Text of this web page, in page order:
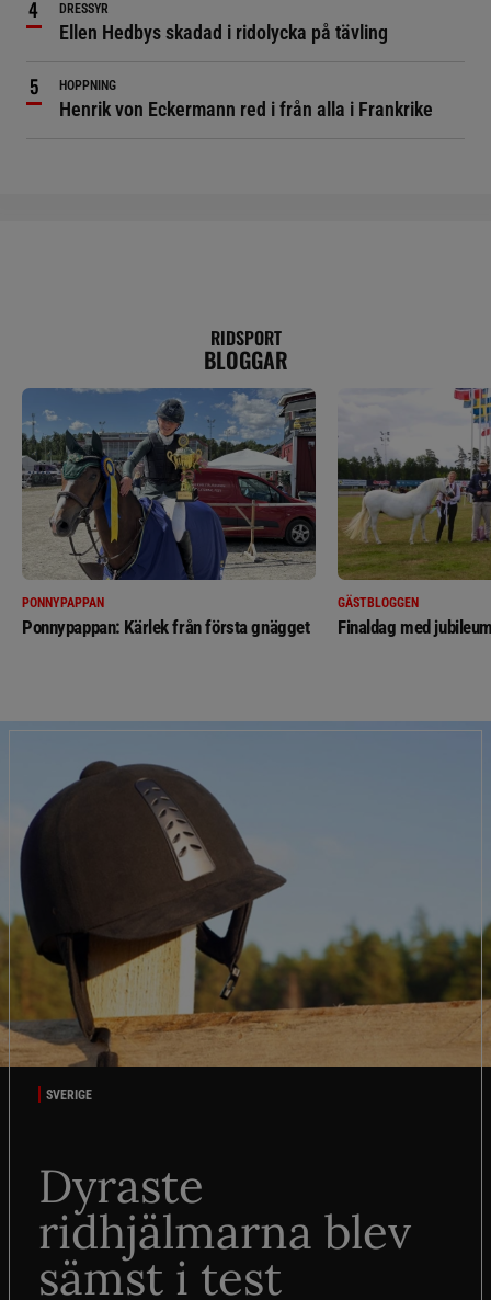
DRESSYR
Ellen Hedbys skadad i ridolycka på tävling
HOPPNING
Henrik von Eckermann red i från alla i Frankrike
RIDSPORT
BLOGGAR
PONNYPAPPAN
Ponnypappan: Kärlek från första gnägget
GÄSTBLOGGEN
Finaldag med
SVERIGE
Dyraste
ridhjälmarna blev
sämst i test